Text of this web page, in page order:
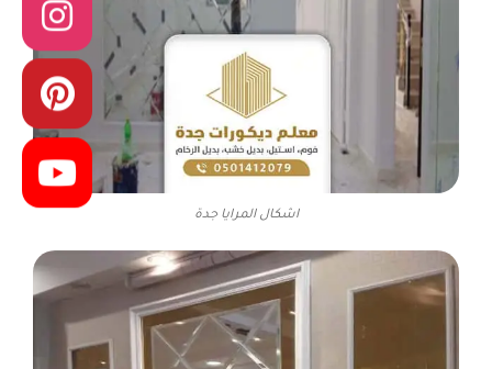
اشكال المرايا جدة